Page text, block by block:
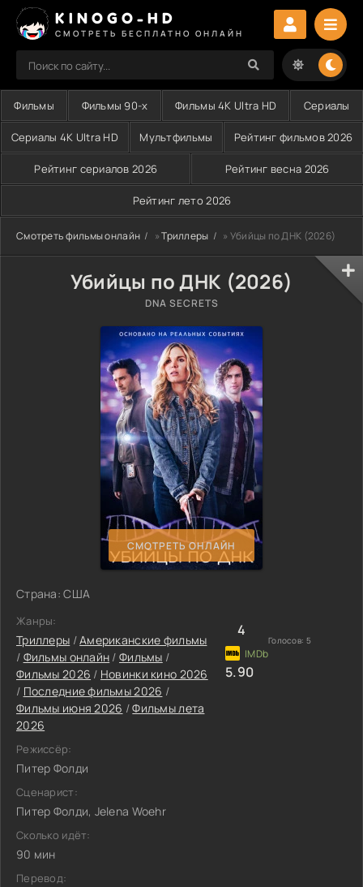
KINOGO-HD
СМОТРЕТЬ БЕСПЛАТНО ОНЛАЙН
Фильмы Фильмы 90-х Фильмы 4K Ultra HD Сериалы
Сериалы 4K Ultra HD Мультфильмы Рейтинг фильмов 2026
Рейтинг сериалов 2026 Рейтинг весна 2026
Рейтинг лето 2026
Смотреть фильмы онлайн »Триллеры » Убийцы по ДНК (2026)
Убийцы по ДНК (2026)
DNA SECRETS
СМОТРЕТЬ ОНЛАЙН
Страна: США
Жанры:
Триллеры /Американские фильмы
/ Фильмы онлайн /Фильмы /
Фильмы 2026 / Новинки кино 2026
/ Последние фильмы 2026 /
Фильмы июня 2026 /Фильмы лета
2026
Режиссёр:
Питер Фолди
Сценарист:
Питер Фолди, Jelena Woehr
Сколько идёт:
90 мин
Перевод:
4
Голосов: 5
5.90